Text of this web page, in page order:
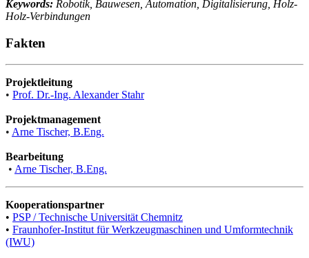
Keywords: Robotik, Bauwesen, Automation, Digitalisierung, Holz-
Holz-Verbindungen
Fakten
Projektleitung
• Prof. Dr.-Ing. Alexander Stahr
Projektmanagement
• Arne Tischer, B.Eng.
Bearbeitung
• Arne Tischer, B.Eng.
Kooperationspartner
• PSP / Technische Universität Chemnitz
• Fraunhofer-Institut für Werkzeugmaschinen und Umformtechnik
(IWU)